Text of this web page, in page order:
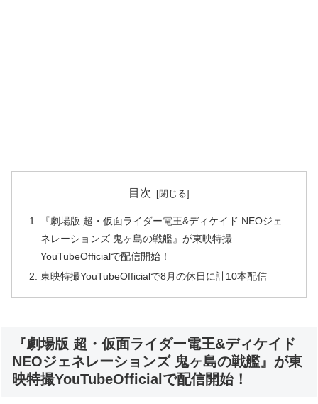
目次
『劇場版 超・仮面ライダー電王&ディケイド NEOジェ
ネレーションズ 鬼ヶ島の戦艦』が東映特撮
YouTubeOfficialで配信開始！
東映特撮YouTubeOfficialで8月の休日に計10本配信
『劇場版 超・仮面ライダー電王&ディケイド
NEOジェネレーションズ 鬼ヶ島の戦艦』が東
映特撮YouTubeOfficialで配信開始！